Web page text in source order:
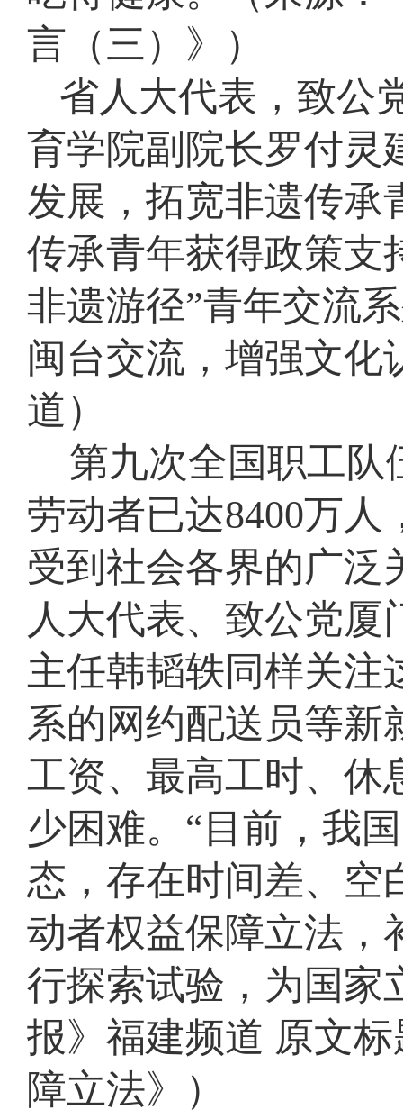
言（三）》）
省人大代表，致公
育学院副院长罗付灵
发展，拓宽非遗传承
传承青年获得政策支
非遗游径”青年交流
闽台交流，增强文化
道）
第九次全国职工队
劳动者已达8400万
受到社会各界的广泛
人大代表、致公党
主任韩韬轶同样关注
系的网约配送员等新
工资、最高工时、休
少困难。“目前，我
态，存在时间差、空
动者权益保障立法，
行探索试验，为国家
报》福建频道 原文
障立法》）